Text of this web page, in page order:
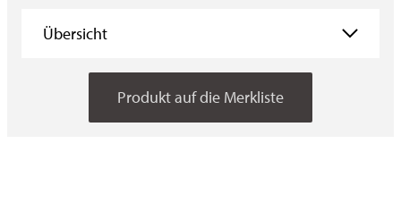
Übersicht
EigenschaftenProdukt auf die Merkliste